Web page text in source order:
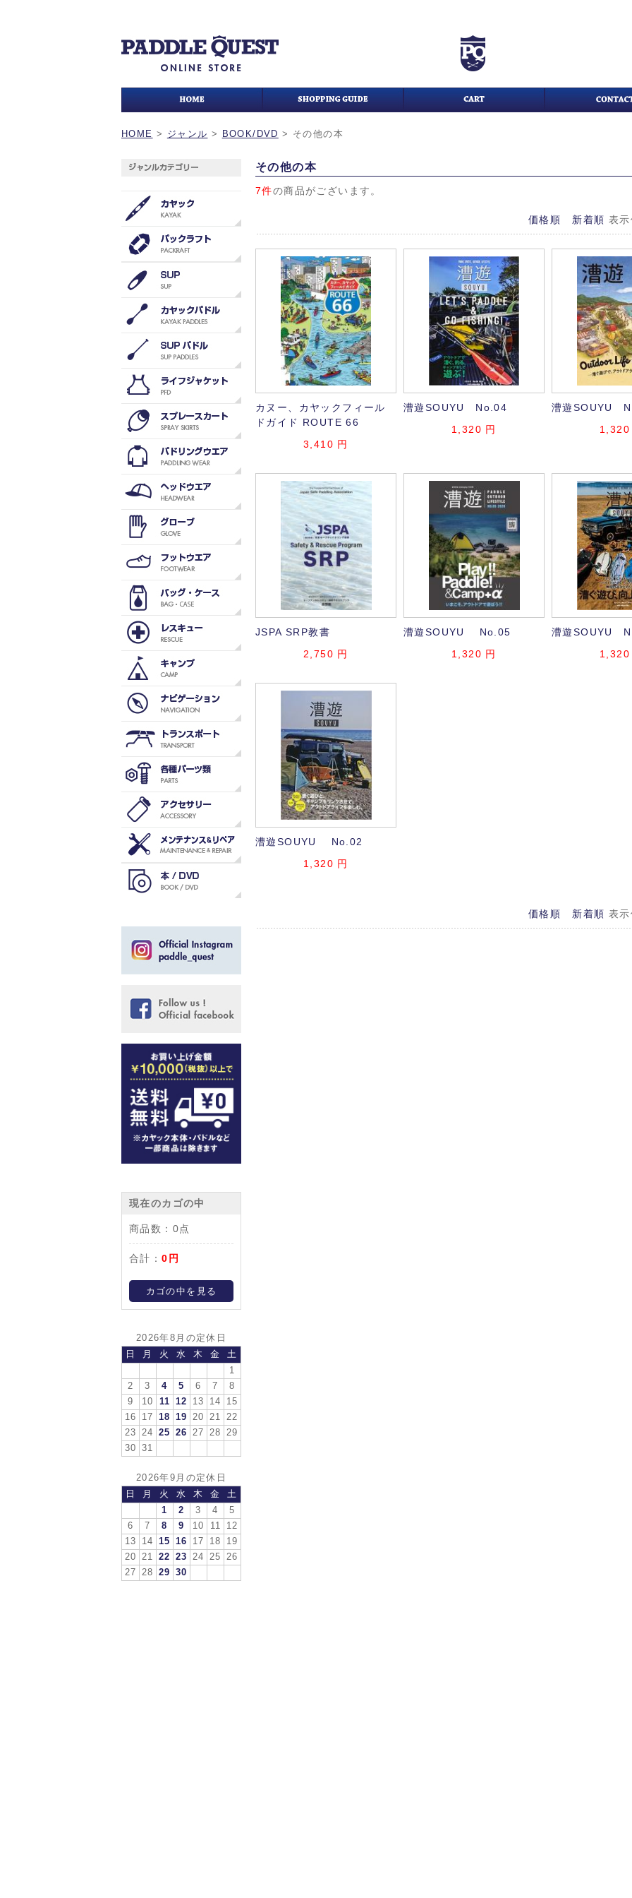
HOME > ジャンル > BOOK/DVD > その他の本
現在のカゴの中
商品数： 0点
合計：0円
カゴの中を見る
2026年8月の定休日
日
月 火 水 木 金
土
1
2
3 4 5 6 7
8
9
10 11 12 13 14
15
16
17 18 19 20 21
22
23
24 25 26 27 28
29
30
31
2026年9月の定休日
日
月 火 水 木 金
土
1
2 3 4
5
6
7 8 9 10 11
12
13
14 15 16 17 18
19
20
21 22 23 24 25
26
27
28 29 30
その他の本
7件の商品がございます。
価格順 新着順 表
カヌー、カヤックフィール
ドガイド ROUTE 66
3,410 円
漕遊SOUYU No.04
1,320 円
漕遊SOUYU
1,320
JSPA SRP教書
2,750 円
漕遊SOUYU No.05
1,320 円
漕遊SOUYU
1,320
漕遊SOUYU No.02
1,320 円
価格順 新着順 表